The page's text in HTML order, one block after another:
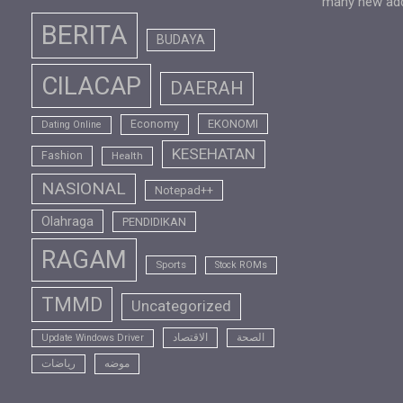
BERITA BUDAYA
CILACAP DAERAH
Dating Online Economy EKONOMI
Fashion Health KESEHATAN
NASIONAL Notepad++
Olahraga PENDIDIKAN
RAGAM Sports Stock ROMs
TMMD Uncategorized
Update Windows Driver الاقتصاد الصحة
رياضات موضه